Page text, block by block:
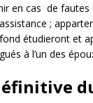
en cas de
;
étudieront et
à l’un des